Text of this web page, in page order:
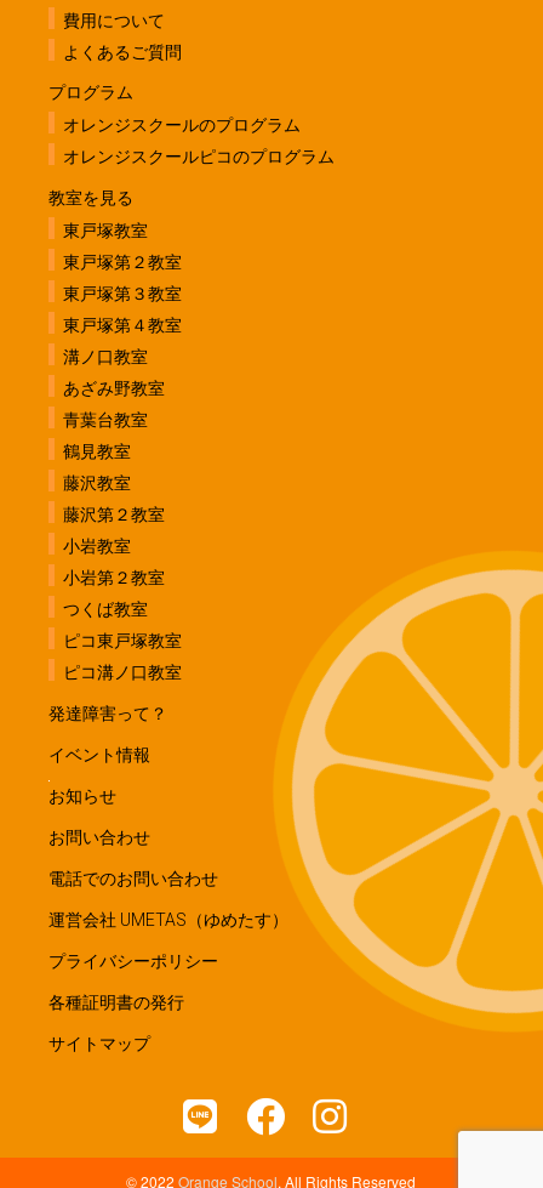
費用について
よくあるご質問
プログラム
オレンジスクールのプログラム
オレンジスクールピコのプログラム
教室を見る
東戸塚教室
東戸塚第２教室
東戸塚第３教室
東戸塚第４教室
溝ノ口教室
あざみ野教室
青葉台教室
鶴見教室
藤沢教室
藤沢第２教室
小岩教室
小岩第２教室
つくば教室
ピコ東戸塚教室
ピコ溝ノ口教室
発達障害って？
イベント情報
お知らせ
お問い合わせ
電話でのお問い合わせ
運営会社 UMETAS（ゆめたす）
プライバシーポリシー
各種証明書の発行
サイトマップ
© 2022Orange School, All Rights Reserved